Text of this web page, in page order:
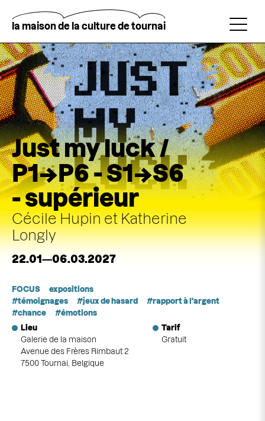
contenu
principal
la maison de la culture de tournai
Rechercher
Just my luck /
P1→P6 - S1→S6
- supérieur
Cécile Hupin et Katherine
Longly
22.01—06.03.2027
FOCUS
expositions
témoignages
jeux de hasard
rapport à l'argent
chance
émotions
Lieu
Galerie de la maison
Avenue des Frères Rimbaut 2
7500 Tournai, Belgique
Tarif
Gratuit